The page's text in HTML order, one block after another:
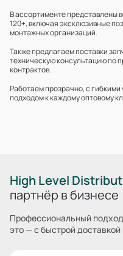
В ассортименте представлены
120+, включая эксклюзивные
монтажных организаций.
Также предлагаем поставки
техническую консультацию по
контрактов.
Работаем прозрачно, с
подходом к каждому оптовому
High Level
партнёр в бизнесе
Профессиональный
это — с быстрой